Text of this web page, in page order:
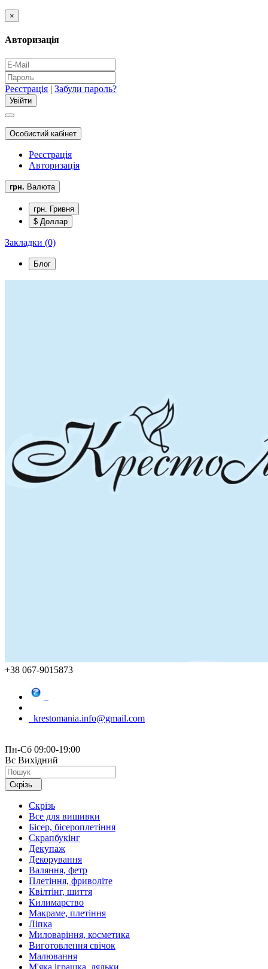
×
Авторизація
Реєстрація | Забули пароль?
Особистий кабінет
Реєстрація
Авторизація
грн. Валюта
грн. Гривня
$ Доллар
Закладки (0)
Блог
+38 067-9015873
krestomania.info@gmail.com
Пн-Сб 09:00-19:00
Вс Вихідний
Скрізь
Скрізь
Все для вишивки
Бісер, бісероплетіння
Скрапбукінг
Декупаж
Декорування
Валяння, фетр
Плетіння, фриволіте
Квілтінг, шиття
Килимарство
Макраме, плетіння
Ліпка
Миловаріння, косметика
Виготовлення свічок
Малювання
М'яка іграшка, ляльки